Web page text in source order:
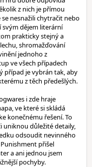
z nich je přímou
nesnažili chytračit nebo
dějem literární
prakticky stejný a
shromažďování
jednoho z
ve všech případech
případ je vybrán tak, aby
z těch předešlých.
i zde hraje
ve které si skládá
konečnému řešení. To
uniknou důležité detaily,
odsoudit nevinného
přišel
a ani jednou jsem
pochyby.